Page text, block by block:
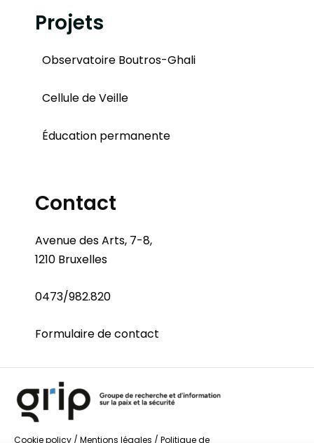
Projets
Observatoire Boutros-Ghali
Cellule de Veille
Éducation permanente
Contact
Avenue des Arts, 7-8,
1210 Bruxelles
0473/982.820
Formulaire de contact
Cookie policy / Mentions légales / Politique de